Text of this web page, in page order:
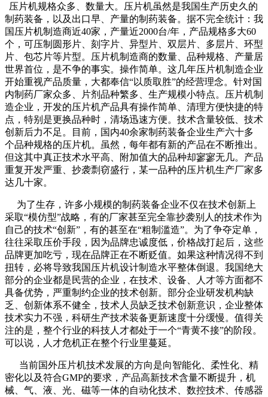
压片机规格众多、数量大。压片机虽然是我国生产历史久的
制药装备，以及出口早、产量的制药装备。据不完全统计：我
国压片机制造商近40家，产量近2000台/年，产品规格多大60
个，可压制圆形片、刻字片、异型片、双层片、多层片、环型
片、包芯片等片型。压片机制造商的数量、品种规格、产量居
世界首位，是不争的事实。操作简单。这几年压片机制造企业
开始重视产品质量，大都奉信“以质取胜”的经营理念。针对国
内制药厂家众多、片剂品种繁多、生产规模小特点。压片机制
造企业，开发的压片机产品具有操作简单、清理方便快捷的特
点，特别是更换品种时，清场迅速方便。技术含量较低、技术
创新后力不足。目前，国内40余家制药装备企业生产六十多
个品种规格的压片机。虽然，每年都有新的产品在不断推出。
但这其中真正技术水平高、附加值大的品种却寥寥无几。产品
重复开发严重、抄袭剽窃盛行，某一品种的压片机生产厂家多
达几十家。
为了生存，许多小规模的制药装备企业不仅在技术创新上
采取“模仿型”战略，有的厂家甚至完全靠抄袭别人的技术作为
自己的技术“创新”，有的甚至在“粗制滥造”。为了争夺定单，
往往采取压价手段，因为品牌忠诚度低，价格战打起后，这些
品牌更加吃亏，现在品牌正在不断贬值。如果这种情况得不到
扭转，必将导致我国压片机设计制造水平整体倒退。我国绝大
部分的企业都是民营的企业，在技术、设备、人才等方面都不
具备优势，严重制约企业的技术创新。部分企业研发机构缺
乏、创新体系不健全，技术人员缺乏技术创新意识，企业整体
技术实力不强，科研生产技术装备更新速度十分缓慢。值得关
注的是，整个行业的科技人才都处于一个“青黄不接”的阶段。
可以说，人才危机正在整个行业里蔓延。
当前国外压片机技术发展的方向是向智能化、柔性化、精
密化以及符合GMP的要求，产品高新技术含量不断提升，机
械、气、液、光、磁等一体的自动化技术、数控技术、传感器